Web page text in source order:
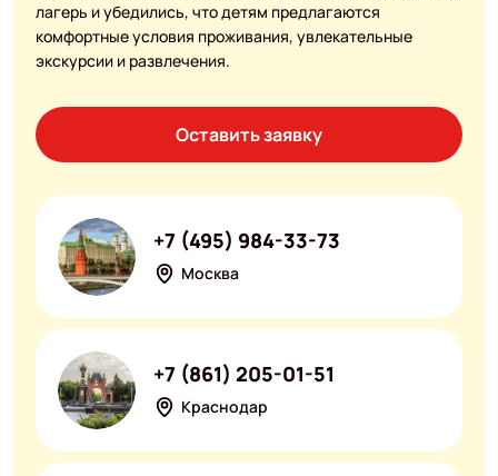
лагерь и убедились, что детям предлагаются
комфортные условия проживания, увлекательные
экскурсии и развлечения.
Оставить заявку
Москва
+7 (495) 984-33-73
Краснодар
+7 (861) 205-01-51